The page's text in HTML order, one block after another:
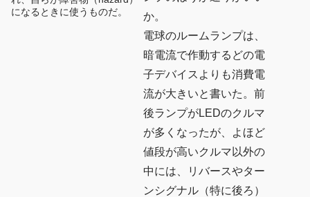
になるときに使うものだ。
か。
電球のルームランプは、
暗電流で作動するどの電
子デバイスよりも消費電
流が大きいと書いた。前
後ランプがLEDのクルマ
が多くなったが、よほど
値段が高いクルマ以外の
中には、リバースやター
ンシグナル（特に後ろ）